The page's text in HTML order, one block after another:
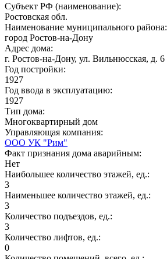
Субъект РФ (наименование):
Ростовская обл.
Наименование муниципального района:
город Ростов-на-Дону
Адрес дома:
г. Ростов-на-Дону, ул. Вильнюсская, д. 6
Год постройки:
1927
Год ввода в эксплуатацию:
1927
Тип дома:
Многоквартирный дом
Управляющая компания:
ООО УК "Рим"
Факт признания дома аварийным:
Нет
Наибольшее количество этажей, ед.:
3
Наименьшее количество этажей, ед.:
3
Количество подъездов, ед.:
3
Количество лифтов, ед.:
0